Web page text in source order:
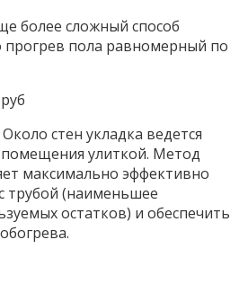
более сложный способ
прогрев пола равномерный по
Около стен укладка ведется
улиткой. Метод
максимально эффективно
трубой (наименьшее
остатков) и обеспечить